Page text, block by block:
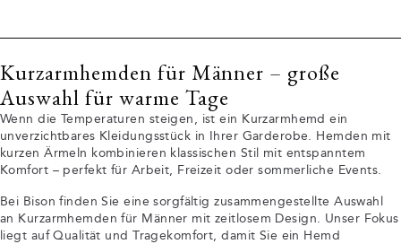
Kurzarmhemden für Männer – große
Auswahl für warme Tage
Wenn die Temperaturen steigen, ist ein Kurzarmhemd ein
unverzichtbares Kleidungsstück in Ihrer Garderobe. Hemden mit
kurzen Ärmeln kombinieren klassischen Stil mit entspanntem
Komfort – perfekt für Arbeit, Freizeit oder sommerliche Events.
Bei Bison finden Sie eine sorgfältig zusammengestellte Auswahl
an Kurzarmhemden für Männer mit zeitlosem Design. Unser Fokus
liegt auf Qualität und Tragekomfort, damit Sie ein Hemd